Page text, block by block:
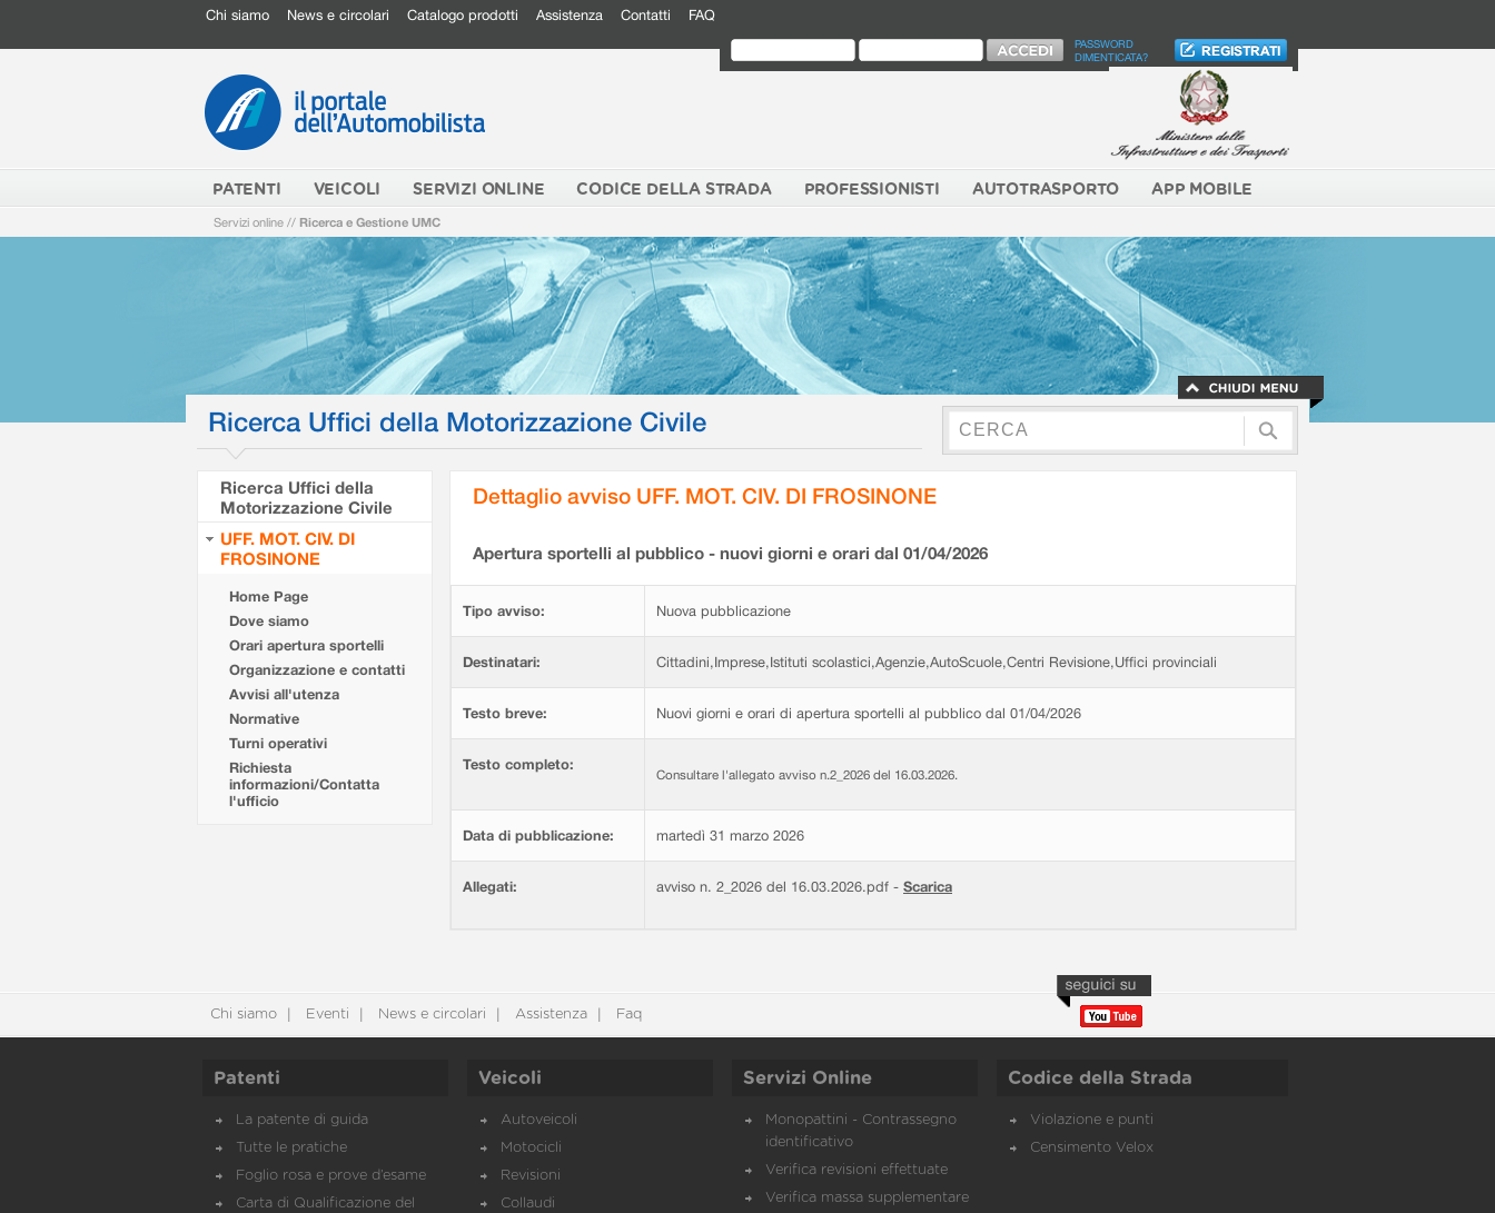
Chi siamo News e circolari Catalogo prodotti Assistenza Contatti FAQ
PASSWORD
DIMENTICATA?
PATENTI VEICOLI SERVIZI ONLINE CODICE DELLA STRADA PROFESSIONISTI AUTOTRASPORTO APP MOBILE
Servizi online // Ricerca e Gestione UMC
Ricerca Uffici della Motorizzazione Civile
Ricerca Uffici della
Motorizzazione Civile
UFF. MOT. CIV. DI
FROSINONE
Home Page
Dove siamo
Orari apertura sportelli
Organizzazione e contatti
Avvisi all'utenza
Normative
Turni operativi
Richiesta
informazioni/Contatta
l'ufficio
Dettaglio avviso UFF. MOT. CIV. DI FROSINONE
Apertura sportelli al pubblico - nuovi giorni e orari dal 01/04/2026
Tipo avviso: Nuova pubblicazione
Destinatari: Cittadini,Imprese,Istituti scolastici,Agenzie,AutoScuole,Centri Revisione,Uffici provinciali
Testo breve: Nuovi giorni e orari di apertura sportelli al pubblico dal 01/04/2026
Testo completo:
Consultare l'allegato avviso n.2_2026 del 16.03.2026.
Data di pubblicazione: martedì 31 marzo 2026
Allegati: avviso n. 2_2026 del 16.03.2026.pdf - Scarica
Chi siamo Eventi News e circolari Assistenza Faq
Patenti
La patente di guida
Tutte le pratiche
Foglio rosa e prove d’esame
Carta di Qualificazione del
Veicoli
Autoveicoli
Motocicli
Revisioni
Collaudi
Servizi Online
Monopattini - Contrassegno
identificativo
Verifica revisioni effettuate
Verifica massa supplementare
Codice della Strada
Violazione e punti
Censimento Velox